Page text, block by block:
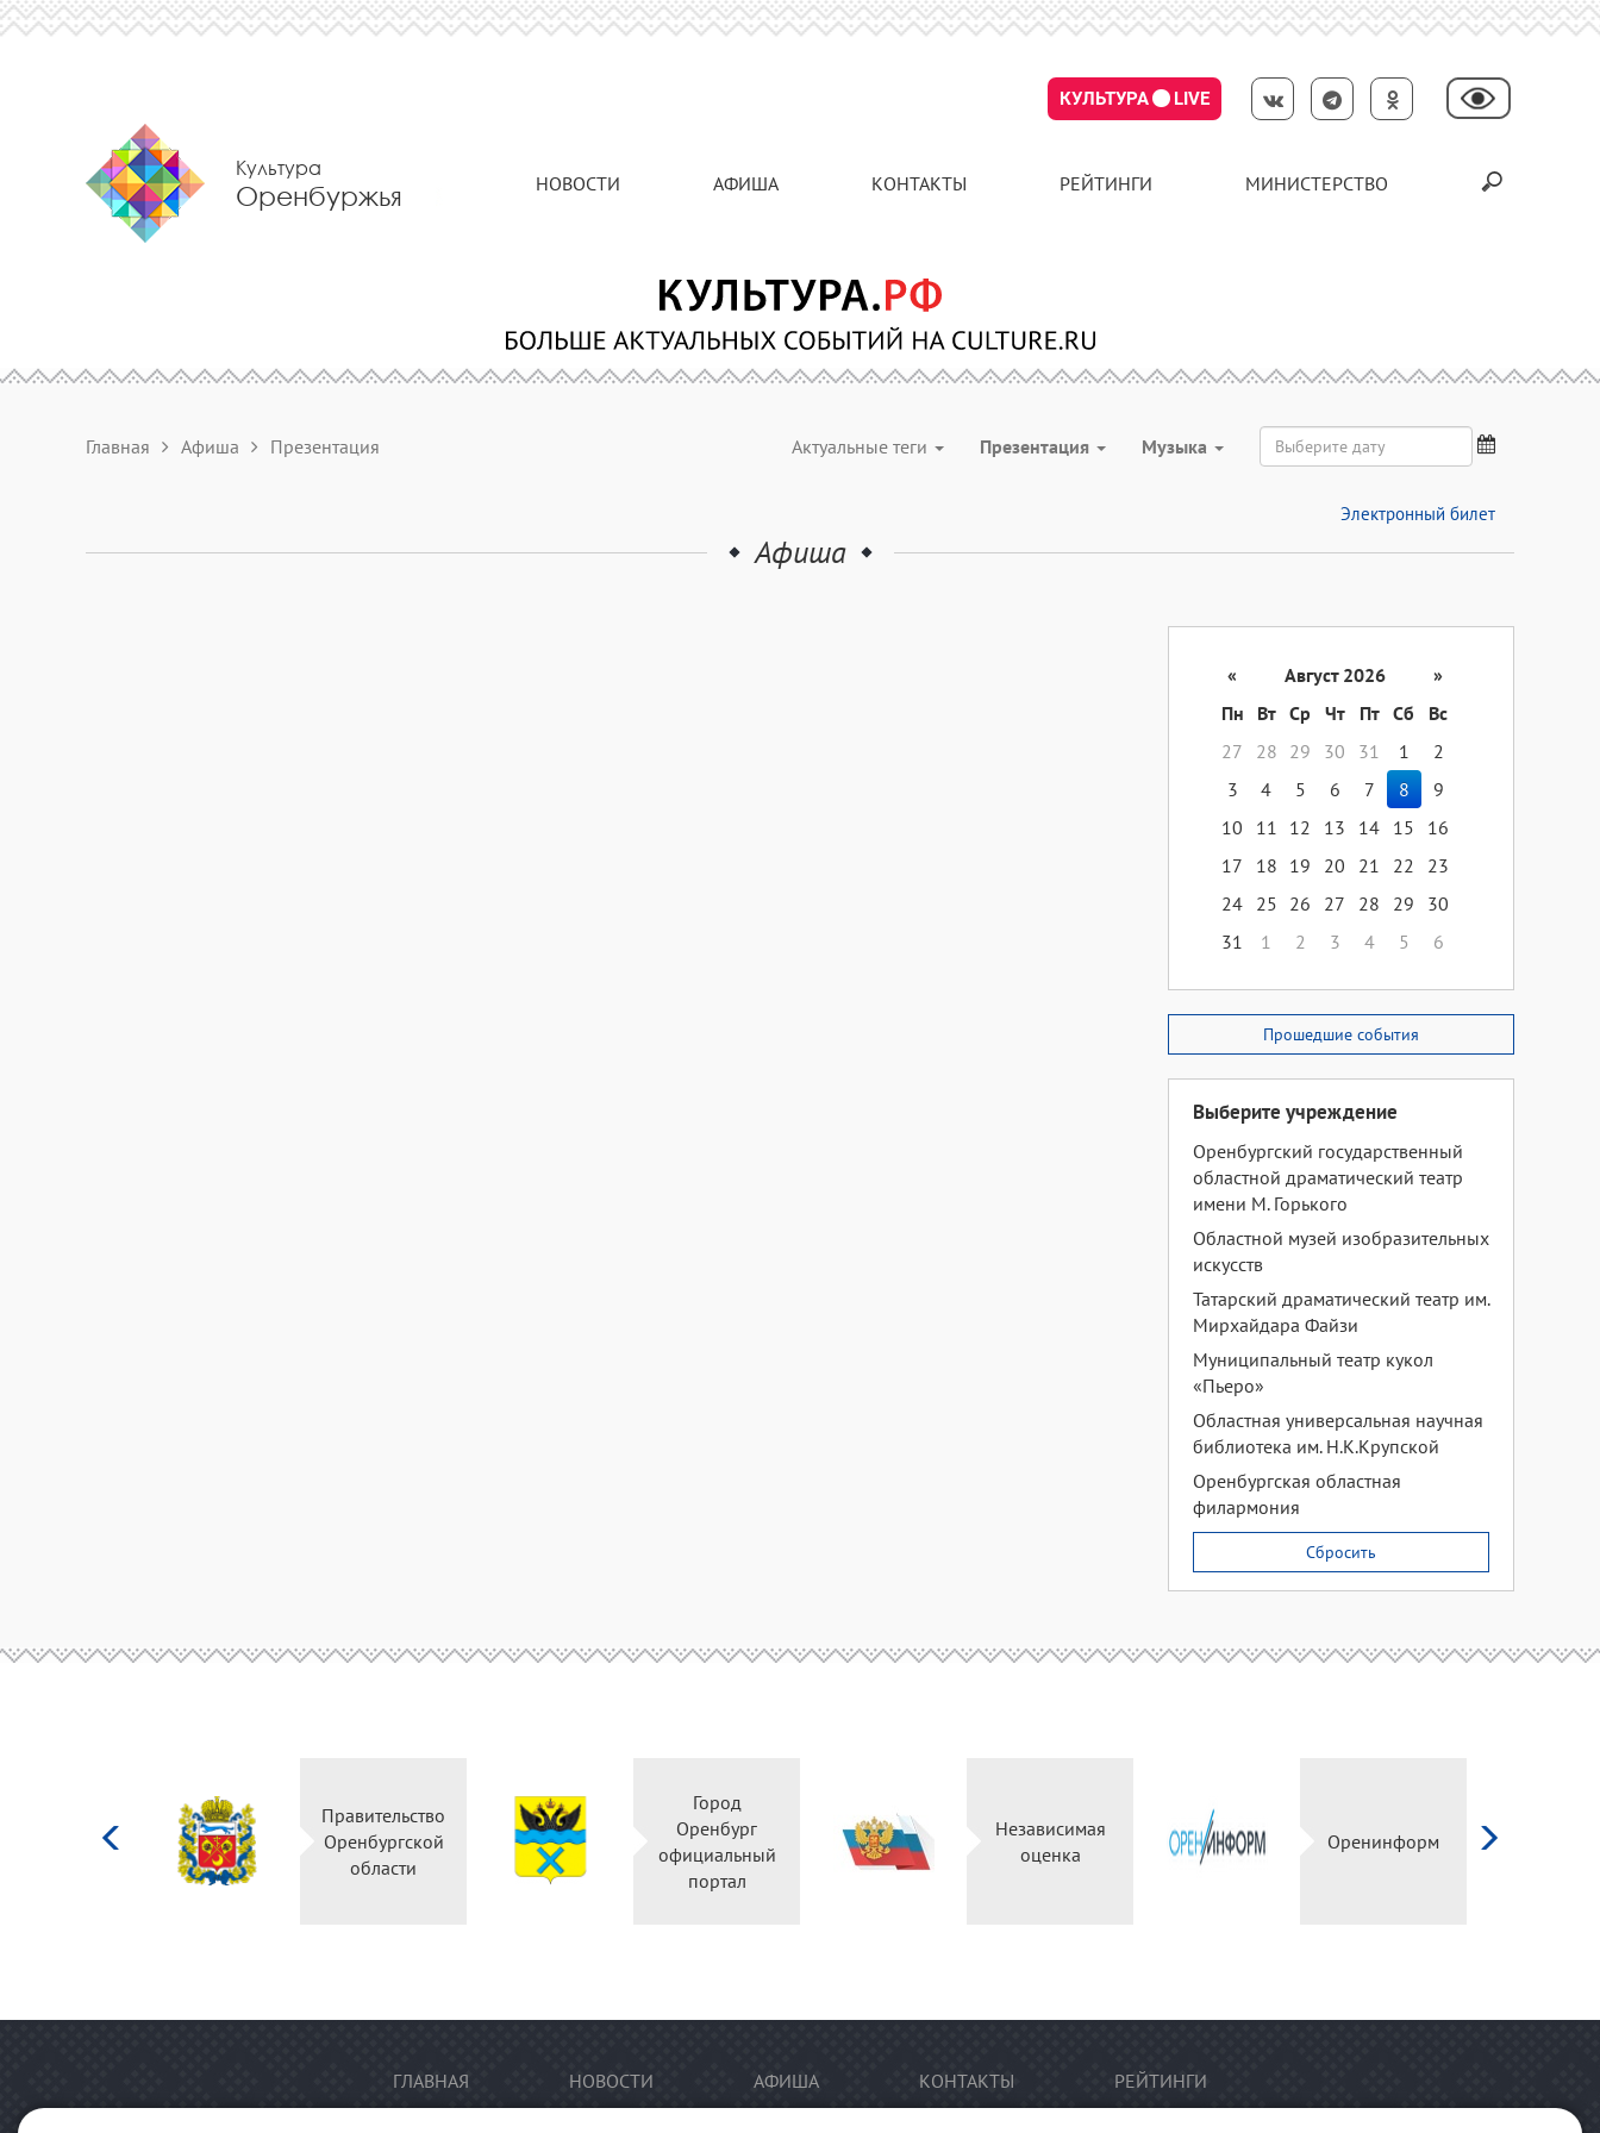
КУЛЬТУРА LIVE
Культура
Оренбуржья НОВОСТИ АФИША КОНТАКТЫ РЕЙТИНГИ МИНИСТЕРСТВО
Главная Афиша Презентация Актуальные теги Презентация Музыка
Электронный билет
Афиша
« Август 2026
»
Пн
Вт Ср Чт Пт Сб
Вс
27
28 29 30 31 1
2
3
4 5 6 7 8
9
10
11 12 13 14 15
16
17
18 19 20 21 22
23
24 25 26 27 28 29
30
31
1 2 3 4 5 6
Прошедшие события
Выберите учреждение
Оренбургский государственный
областной драматический театр
имени М. Горького
Областной музей изобразительных
искусств
Татарский драматический театр им.
Мирхайдара Файзи
Муниципальный театр кукол
«Пьеро»
Областная универсальная научная
библиотека им. Н.К.Крупской
Оренбургская областная
филармония
Сбросить
Правительство
Оренбургской
области
Город
Оренбург
официальный
портал
Независимая
оценка
Оренинформ
ГЛАВНАЯ НОВОСТИ АФИША КОНТАКТЫ РЕЙТИНГИ